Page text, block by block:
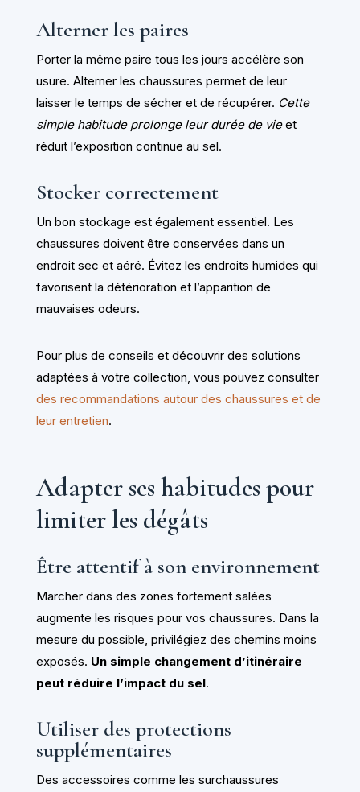
Alterner les paires
Porter la même paire tous les jours accélère son
usure. Alterner les chaussures permet de leur
laisser le temps de sécher et de récupérer. Cette
simple habitude prolonge leur durée de vieet
réduit l’exposition continue au sel.
Stocker correctement
Un bon stockage est également essentiel. Les
chaussures doivent être conservées dans un
endroit sec et aéré. Évitez les endroits humides qui
favorisent la détérioration et l’apparition de
mauvaises odeurs.
Pour plus de conseils et découvrir des solutions
adaptées à votre collection, vous pouvez consulter
des recommandations autour des chaussures et de
leur entretien.
Adapter ses habitudes pour
limiter les dégâts
Être attentif à son environnement
Marcher dans des zones fortement salées
augmente les risques pour vos chaussures. Dans la
mesure du possible, privilégiez des chemins moins
exposés. Un simple changement d’itinéraire
peut réduire l’impact du sel.
Utiliser des protections
supplémentaires
Des accessoires comme les surchaussures